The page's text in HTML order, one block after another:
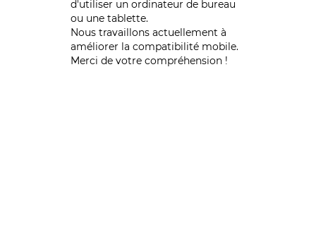
d'utiliser un ordinateur de bureau
ou une tablette.
Nous travaillons actuellement à
améliorer la compatibilité mobile.
Merci de votre compréhension !